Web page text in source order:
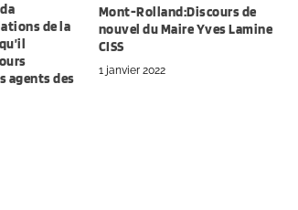
de la
agents des
Mont-Rolland:Discours de
nouvel du Maire Yves Lamine
CISS
1 janvier 2022